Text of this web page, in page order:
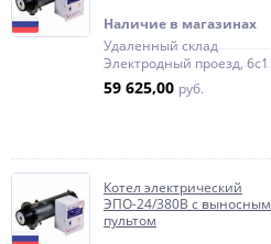
Наличие в магазинах
Удаленный склад
Электродный проезд, 6с1
59 625,00 руб.
Котел электрический
ЭПО-24/380В с выносным
пультом